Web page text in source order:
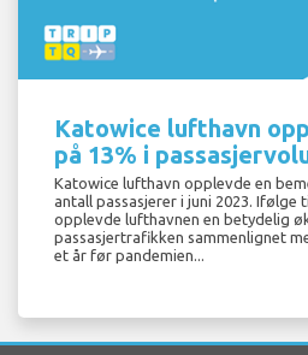
Katowice lufthavn
på 13% i
Katowice lufthavn opplevde en
antall passasjerer i juni 2023. Ifølge
opplevde lufthavnen en betydelig
passasjertrafikken sammenlignet
et år før pandemien...